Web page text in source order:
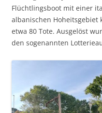
Flüchtlingsboot mit einer
albanischen Hoheitsgebiet
etwa 80 Tote. Ausgelöst
den sogenannten